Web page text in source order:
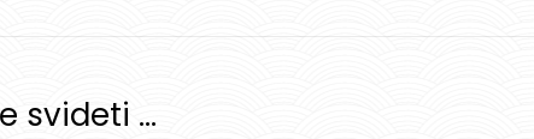
svideti …